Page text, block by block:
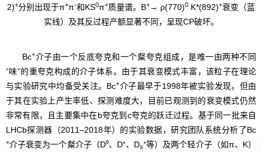
2)+分别出现于π+π-和KS0π+质量谱。B+→ ρ(770)0 K*(892)+衰变（蓝
实线）及其反过程产额显著不同，呈现CP破坏。
Bc+介子由一个反底夸克和一个粲夸克组成，是唯一由两种不同
“味”的重夸克构成的介子体系。由于其衰变模式丰富，该粒子在理论
与实验研究中均备受关注。Bc+介子最早于1998年被实验发现，但由
于其在实验上产生率低、探测难度大，目前已观测到的衰变模式仍然
非常有限，且主要集中在b夸克到c夸克的跃迁过程。基于同一批来自
LHCb探测器（2011–2018年）的实验数据，研究团队系统分析了Bc
+介子衰变为一个粲介子（D⁰、D⁺、Ds⁺等）及两个轻介子（如π、K）